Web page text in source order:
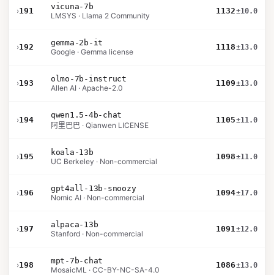
›191
vicuna-7b
LMSYS · Llama 2 Community
1132±10.0
›192
gemma-2b-it
Google · Gemma license
1118±13.0
›193
olmo-7b-instruct
Allen AI · Apache-2.0
1109±13.0
›194
qwen1.5-4b-chat
阿里巴巴 · Qianwen LICENSE
1105±11.0
›195
koala-13b
UC Berkeley · Non-commercial
1098±11.0
›196
gpt4all-13b-snoozy
Nomic AI · Non-commercial
1094±17.0
›197
alpaca-13b
Stanford · Non-commercial
1091±12.0
›198
mpt-7b-chat
MosaicML · CC-BY-NC-SA-4.0
1086±13.0